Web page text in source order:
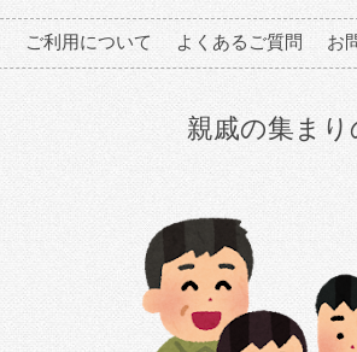
ご利用について よくあるご質問 お
親戚の集まり